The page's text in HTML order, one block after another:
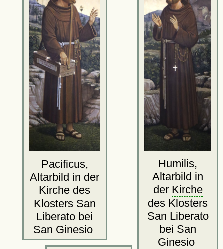
Pacificus,
Altarbild in der
Kirche des
Klosters San
Liberato bei
San Ginesio
Humilis,
Altarbild in
der Kirche
des Klosters
San Liberato
bei San
Ginesio